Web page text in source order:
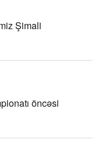
Şimali
öncəsi